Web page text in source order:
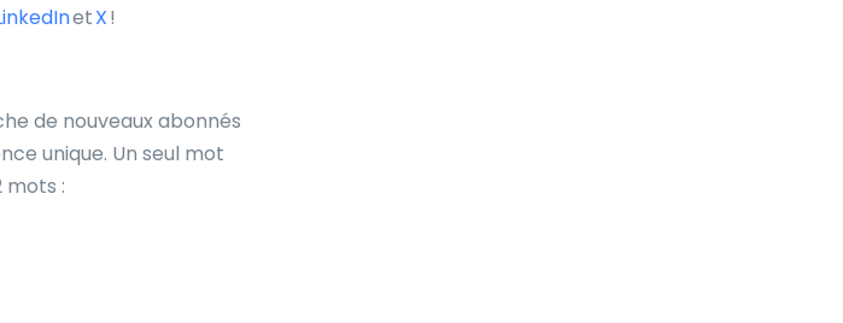
etX!
de nouveaux abonnés
unique. Un seul mot
mots :